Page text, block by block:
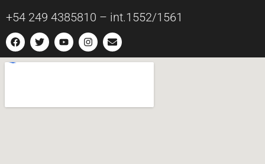
+54 249 4385810 – int.1552/1561